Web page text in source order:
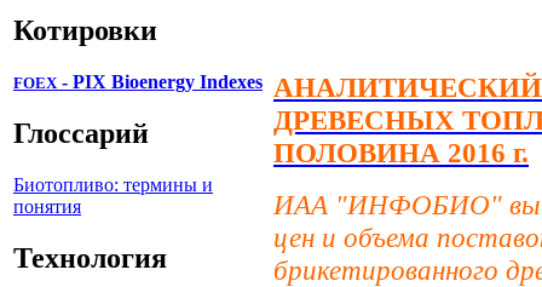
Котировки
FOEX - PIX Bioenergy Indexes
Глоссарий
Биотопливо: термины и
понятия
Технология
ДРЕВЕСНЫХ
ПОЛОВИНА 2016 г.
ИАА "ИНФОБИО"
цен и объема
брикетированного